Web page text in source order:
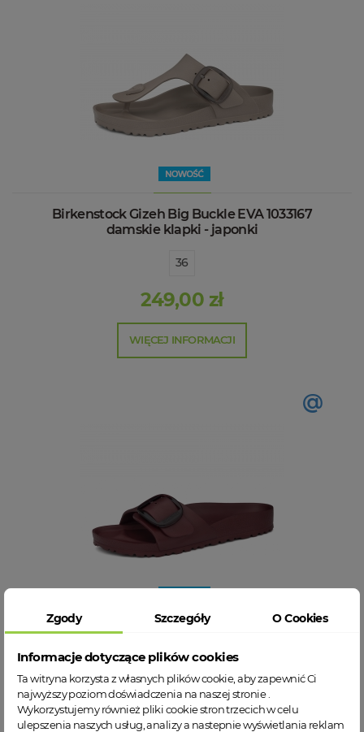
Birkenstock Gizeh Big Buckle EVA 1033167
damskie klapki - japonki
36
249,00 zł
WIĘCEJ INFORMACJI
@
Birkenstock Madrid Big Buckle Eva 1033116
damskie klapki
35 36 38 39 40 41 42 43
249,00 zł
Zgody Szczegóły O Cookies
Informacje dotyczące plików cookies
Ta witryna korzysta z własnych plików cookie, aby zapewnić Ci
najwyższy poziom doświadczenia na naszej stronie .
Wykorzystujemy również pliki cookie stron trzecich w celu
ulepszenia naszych usług, analizy a nastepnie wyświetlania reklam